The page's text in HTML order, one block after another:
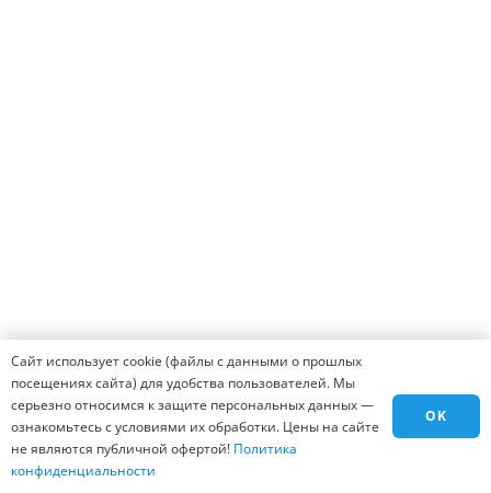
ЗАКАЗАТЬ
Сайт использует cookie (файлы с данными о прошлых
посещениях сайта) для удобства пользователей. Мы
серьезно относимся к защите персональных данных —
ознакомьтесь с условиями их обработки. Цены на сайте
не являются публичной офертой! Политика
конфиденциальности
OK